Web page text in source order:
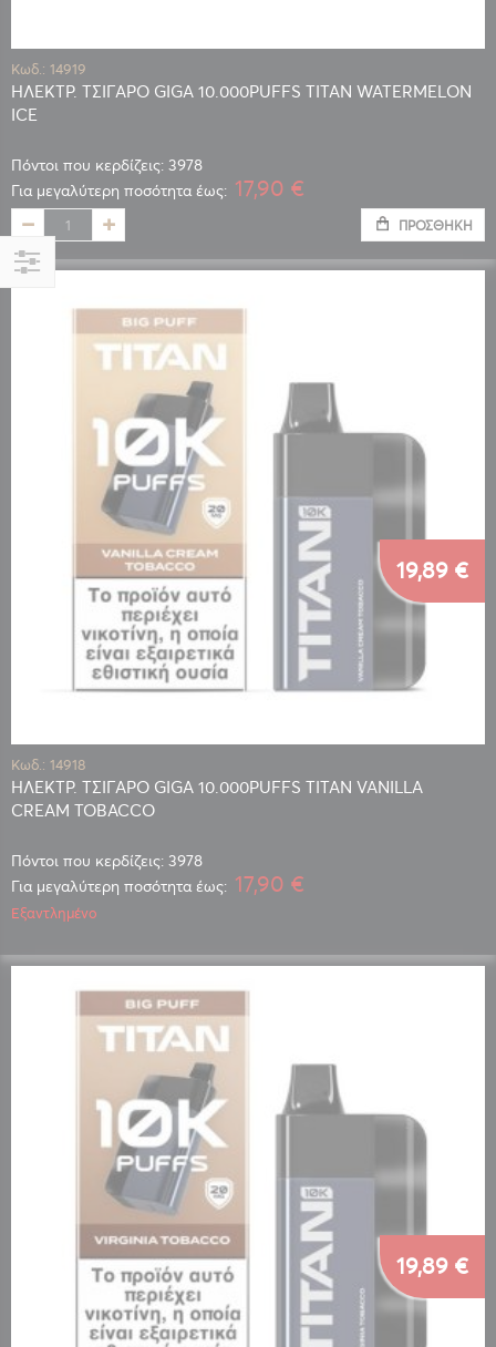
Κωδ.: 14919
ΗΛΕΚΤΡ. ΤΣΙΓΑΡΟ GIGA 10.000PUFFS TITAN WATERMELON
ICE
Πόντοι που κερδίζεις: 3978
Για μεγαλύτερη ποσότητα έως: 17,90 €
ΠΡΟΣΘΉΚΗ
Κωδ.: 14918
ΗΛΕΚΤΡ. ΤΣΙΓΑΡΟ GIGA 10.000PUFFS TITAN VANILLA
CREAM TOBACCO
Πόντοι που κερδίζεις: 3978
19,89 €
Για μεγαλύτερη ποσότητα έως: 17,90 €
Εξαντλημένο
19,89 €